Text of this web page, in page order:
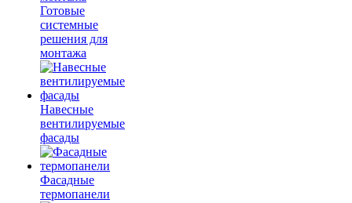
Готовые
системные
решения для
монтажа
Навесные
вентилируемые
фасады
Фасадные
термопанели